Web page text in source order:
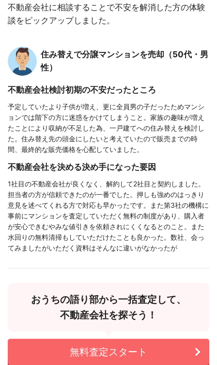
不動産会社に相談することで不安を解消した方の体験
談をピックアップしました。
住み替えで分譲マンションを売却（50代・男
性）
不動産会社検討初期の不安だったところ
予定していたより子供が増え、更に全員男の子だったためマンシ
ョンでは階下の方に迷惑をかけてしまうこと。家族の趣味が増え
たことにより収納が不足した為、一戸建てへの住み替えを検討し
た。住み替え先の頭金にしたいと考えていたので販売までの時
間、最終的な販売価格を心配していました。
不動産会社を決める決め手になった要因
1社目の不動産会社が良くなく、解約して2社目と契約しました。
担当者の方が信頼できたのが一番でした。押しも強めのはっきり
意見を述べてくれる方で対応も早かったです。また第3社の機構に
事前にマンションを査定していただく無料の制度があり、購入者
が安心できむやみな値引きを依頼されにくくなるとのこと。また
水回りの無料清掃もしていただけたことも良かった。数社、会っ
てみましたがいただく資料はそんなに違いがなかったが
おうちの語り部から一括査定して、
不動産会社を探そう！
無料査定スタート